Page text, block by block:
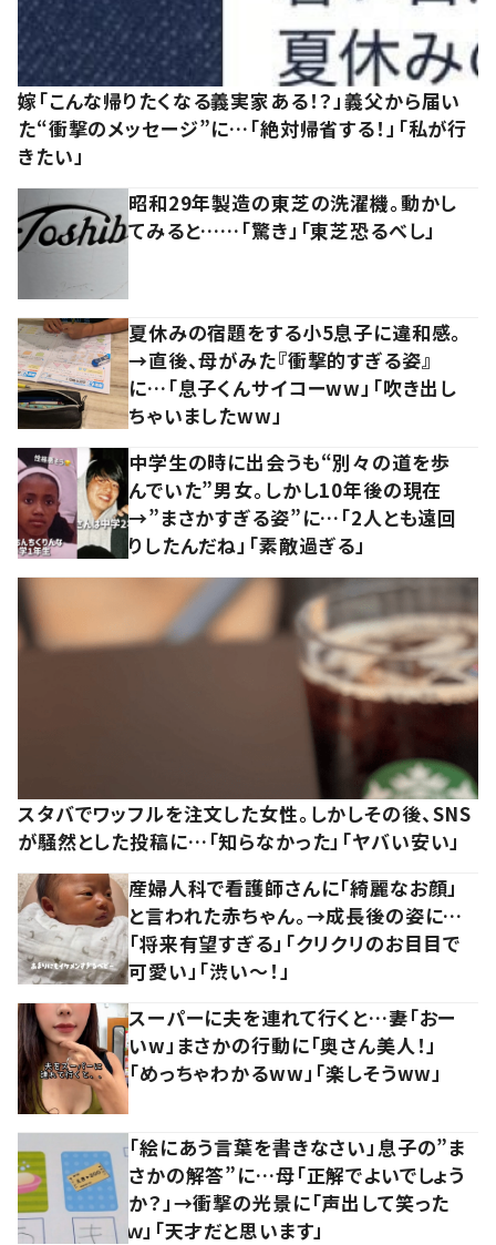
嫁「こんな帰りたくなる義実家ある！？」義父から届い
た“衝撃のメッセージ”に…「絶対帰省する！」「私が行
きたい」
昭和29年製造の東芝の洗濯機。動かし
てみると……「驚き」「東芝恐るべし」
夏休みの宿題をする小5息子に違和感。
→直後、母がみた『衝撃的すぎる姿』
に…「息子くんサイコーww」「吹き出し
ちゃいましたww」
中学生の時に出会うも“別々の道を歩
んでいた”男女。しかし10年後の現在
→”まさかすぎる姿”に…「2人とも遠回
りしたんだね」「素敵過ぎる」
スタバでワッフルを注文した女性。しかしその後、SNS
が騒然とした投稿に…「知らなかった」「ヤバい安い」
産婦人科で看護師さんに「綺麗なお顔」
と言われた赤ちゃん。→成長後の姿に…
「将来有望すぎる」「クリクリのお目目で
可愛い」「渋い～！」
スーパーに夫を連れて行くと…妻「おー
いw」まさかの行動に「奥さん美人！」
「めっちゃわかるww」「楽しそうww」
「絵にあう言葉を書きなさい」息子の”ま
さかの解答”に…母「正解でよいでしょう
か？」→衝撃の光景に「声出して笑った
ｗ」「天才だと思います」